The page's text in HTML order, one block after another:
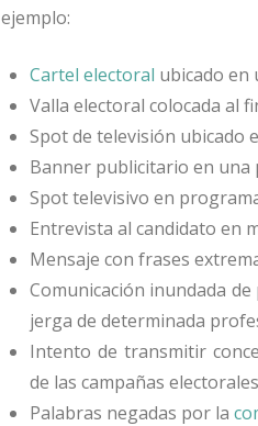
ejemplo:
Cartel electoral ubicado en
Valla electoral colocada al
Spot de televisión ubicado
Banner publicitario en una
Spot televisivo en
Entrevista al candidato en
Mensaje con frases
Comunicación inundada
jerga de determinada
Intento de transmitir
de las campañas electorales
Palabras negadas por la